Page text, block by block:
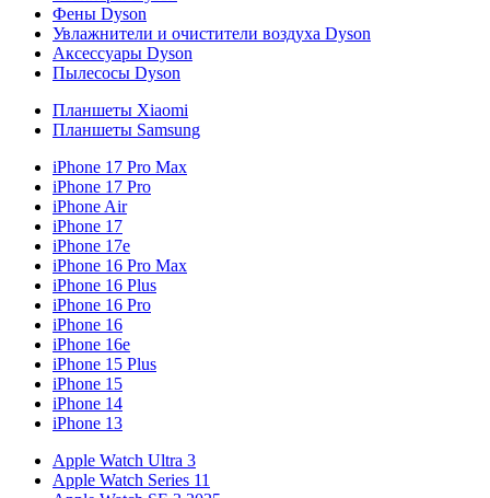
Фены Dyson
Увлажнители и очистители воздуха Dyson
Аксессуары Dyson
Пылесосы Dyson
Планшеты Xiaomi
Планшеты Samsung
iPhone 17 Pro Max
iPhone 17 Pro
iPhone Air
iPhone 17
iPhone 17e
iPhone 16 Pro Max
iPhone 16 Plus
iPhone 16 Pro
iPhone 16
iPhone 16e
iPhone 15 Plus
iPhone 15
iPhone 14
iPhone 13
Apple Watch Ultra 3
Apple Watch Series 11